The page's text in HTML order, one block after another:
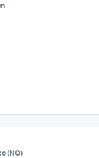
(NO)